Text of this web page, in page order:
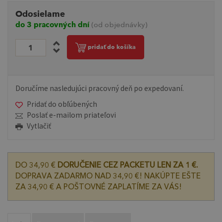
Odosielame
do 3 pracovných dní (od objednávky)
pridať do košíka
Doručíme nasledujúci pracovný deň po expedovaní.
Pridať do obľúbených
Poslať e-mailom priateľovi
Vytlačiť
DO 34,90 € DORUČENIE CEZ PACKETU LEN ZA 1 €.
DOPRAVA ZADARMO NAD 34,90 €! NAKÚPTE EŠTE
ZA 34,90 € A POŠTOVNÉ ZAPLATÍME ZA VÁS!